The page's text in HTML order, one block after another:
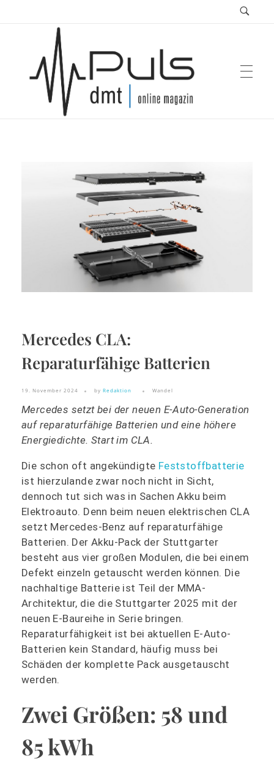
Mercedes CLA:
Reparaturfähige Batterien
19. November 2024 by Redaktion Wandel
Mercedes setzt bei der neuen E-Auto-Generation
auf reparaturfähige Batterien und eine höhere
Energiedichte. Start im CLA.
Die schon oft angekündigte Feststoffbatterie
ist hierzulande zwar noch nicht in Sicht,
dennoch tut sich was in Sachen Akku beim
Elektroauto. Denn beim neuen elektrischen CLA
setzt Mercedes-Benz auf reparaturfähige
Batterien. Der Akku-Pack der Stuttgarter
besteht aus vier großen Modulen, die bei einem
Defekt einzeln getauscht werden können. Die
nachhaltige Batterie ist Teil der MMA-
Architektur, die die Stuttgarter 2025 mit der
neuen E-Baureihe in Serie bringen.
Reparaturfähigkeit ist bei aktuellen E-Auto-
Batterien kein Standard, häufig muss bei
Schäden der komplette Pack ausgetauscht
werden.
Zwei Größen: 58 und
85 kWh